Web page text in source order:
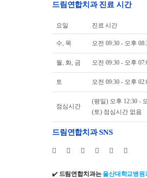
드림연합치과 진료 시간
요일 진료 시간
수, 목 오전 09:30 - 오후
월, 화, 금 오전 09:30 - 오후
토 오전 09:30 - 오후
점심시간
(평일) 오후 12:30 -
(토) 점심시간 없음
드림연합치과 SNS
✔️ 드림연합치과는 울산대학교병원